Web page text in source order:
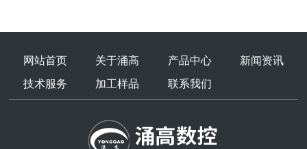
网站首页 关于涌高 产品中心
新闻资讯
技术服务
加工样品 联系我们